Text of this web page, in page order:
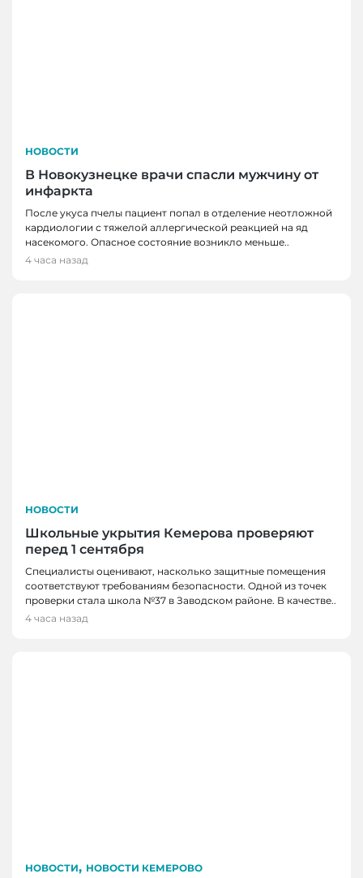
НОВОСТИ
В Новокузнецке врачи спасли мужчину от
инфаркта
После укуса пчелы пациент попал в отделение неотложной
кардиологии с тяжелой аллергической реакцией на яд
насекомого. Опасное состояние возникло меньше..
4 часа назад
НОВОСТИ
Школьные укрытия Кемерова проверяют
перед 1 сентября
Специалисты оценивают, насколько защитные помещения
соответствуют требованиям безопасности. Одной из точек
проверки стала школа №37 в Заводском районе. В качестве..
4 часа назад
НОВОСТИ, НОВОСТИ КЕМЕРОВО